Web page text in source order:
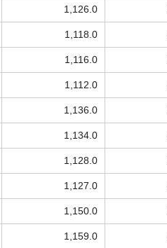
1,126.0
1,118.0
1,116.0
1,112.0
1,136.0
1,134.0
1,128.0
1,127.0
1,150.0
1,159.0